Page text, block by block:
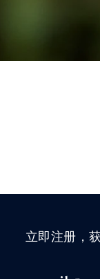
立即注册，